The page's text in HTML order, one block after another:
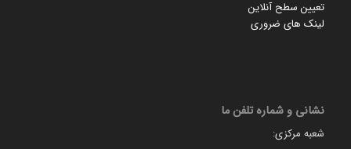
تعیین سطح آنلاین
لینک های ضروری
نشانی و شماره تلفن ما
شعبه مرکزی: